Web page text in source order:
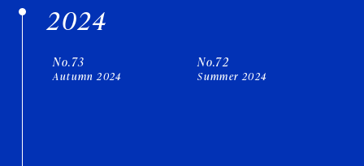
2024
No.73
Autumn 2024
No.72
Summer 2024